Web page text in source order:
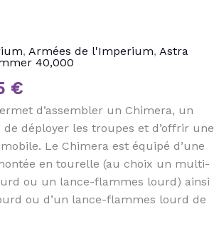
,Armées de l'Imperium,Astra
40,000
€.
€
46,15 €.
d’assembler un Chimera, un
déployer les troupes et d’offrir une
Le Chimera est équipé d’une
en tourelle (au choix un multi-
ou un lance-flammes lourd) ainsi
ou d’un lance-flammes lourd de